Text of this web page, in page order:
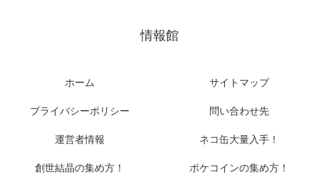
情報館
ホーム サイトマップ
プライバシーポリシー 問い合わせ先
運営者情報 ネコ缶大量入手！
創世結晶の集め方！ ポケコインの集め方！